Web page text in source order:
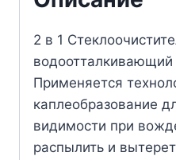
2 в 1
водоотталкивающий
Применяется
каплеобразование
видимости при
распылить и